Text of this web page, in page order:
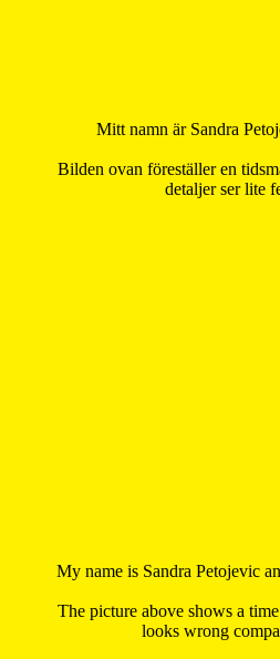
Mitt namn är Sandra
Bilden ovan föreställer en
detaljer ser lite
My name is Sandra Petojevic
The picture above shows a
looks wrong